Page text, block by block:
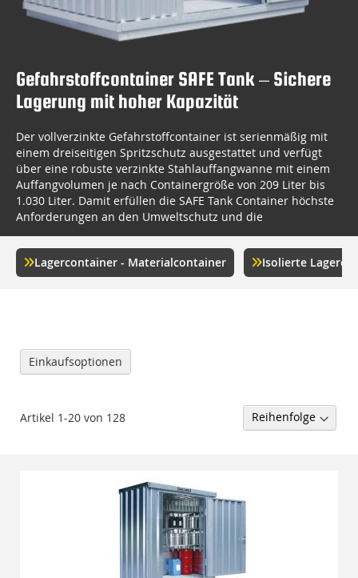
Gefahrstoffcontainer SAFE Tank – Sichere
Lagerung mit hoher Kapazität
Der vollverzinkte Gefahrstoffcontainer ist serienmäßig mit
einem dreiseitigen Spritzschutz ausgestattet und verfügt
über eine robuste verzinkte Stahlauffangwanne mit einem
Auffangvolumen je nach Containergröße von 209 Liter bis
1.030 Liter. Damit erfüllen die SAFE Tank Container höchste
Anforderungen an den Umweltschutz und die
Ihre Vorteile auf einen Blick:
Große Lagerfläche für Gefahrstoffe
Gesetzeskonforme Lagerung nach WHG & BetrSichV
Belastbarer, hubwagenbefahrbarer Gitterrost
Lagercontainer - Materialcontainer Isolierte
Einkaufsoptionen
Artikel 1-20 von 128